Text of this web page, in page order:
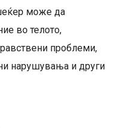
може да
во телото,
проблеми,
нарушувања и други